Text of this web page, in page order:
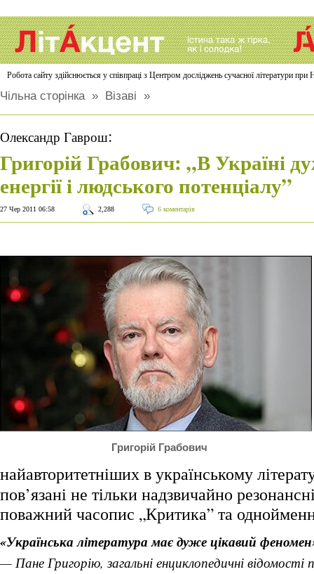
Робота сайту здійснюється у співпраці з Центром досліджень сучасної літератури
Чільна сторінка» Візаві »
Олександр Гаврош:
Григорій Грабович: „В Україні
енергії і людського потенціалу”
27 Чер 2011 06:58 2,288 6 коментарів
Григорій Грабович
найавторитетніших в українському
пов’язані не тільки надзвичайно
поважний часопис „Критика” та
«Українська література має дуже цікавий
— Пане Григорію, загальні енциклопедичні відомості